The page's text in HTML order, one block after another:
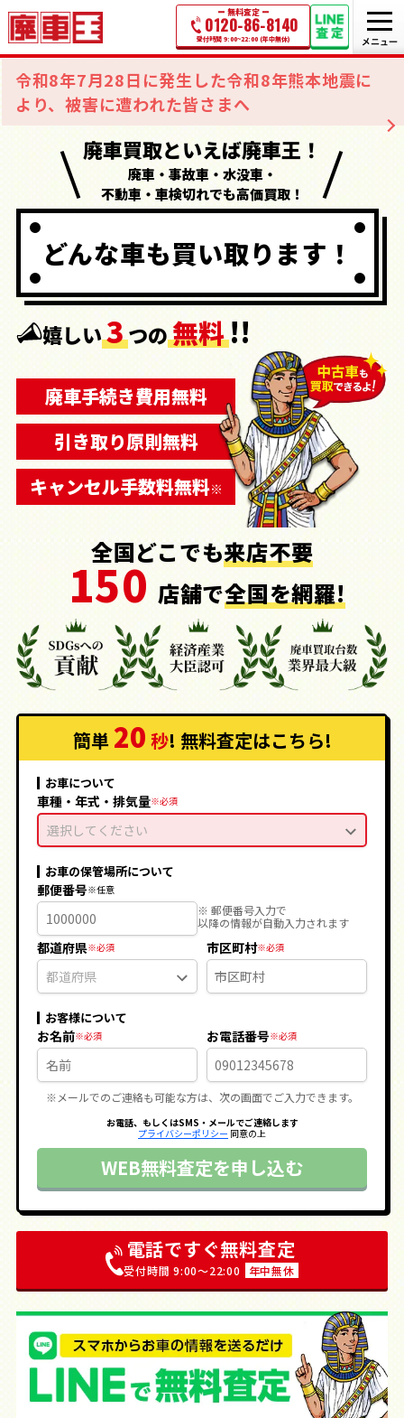
無料査定
0120-86-8140
受付時間 9:00~22:00 (年中無休)
令和8年7月28日に発生した令和8年熊本地震に
より、被害に遭われた皆さまへ
廃車買取といえば廃車王！
廃車・事故車・水没車・
不動車・車検切れでも高価買取！
どんな車も買い取ります！
嬉しい3つの無料!!
廃車手続き費用無料
引き取り原則無料
キャンセル手数料無料※
全国どこでも来店不要
150 店舗で全国を網羅!
簡単 20 秒! 無料査定はこちら!
お車について
車種・年式・排気量
選択してください
お車の保管場所について
郵便番号
※ 郵便番号入力で
以降の情報が自動入力されます
都道府県 市区町村
お客様について
お名前 お電話番号
※メールでのご連絡も可能な方は、次の画面でご入力できます。
お電話、もしくはSMS・メールでご連絡します
プライバシーポリシー 同意の上
WEB無料査定を申し込む
電話ですぐ無料査定
受付時間 9:00〜22:00 年中無休